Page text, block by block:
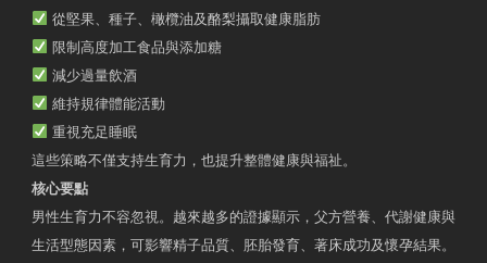
從堅果、種子、橄欖油及酪梨攝取健康脂肪
限制高度加工食品與添加糖
減少過量飲酒
維持規律體能活動
重視充足睡眠
這些策略不僅支持生育力，也提升整體健康與福祉。
核心要點
男性生育力不容忽視。越來越多的證據顯示，父方營養、代謝健康與
生活型態因素，可影響精子品質、胚胎發育、著床成功及懷孕結果。